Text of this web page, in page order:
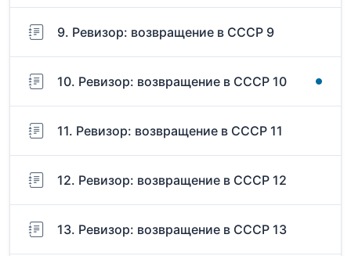
9. Ревизор: возвращение в СССР 9
10. Ревизор: возвращение в СССР 10
11. Ревизор: возвращение в СССР 11
12. Ревизор: возвращение в СССР 12
13. Ревизор: возвращение в СССР 13